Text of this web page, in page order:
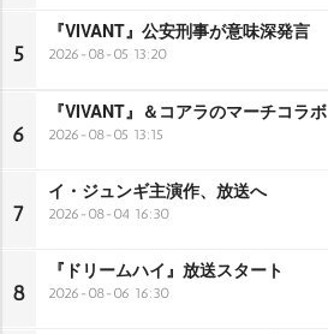
5
『VIVANT』公安刑事が意味深発言
2026-08-05 13:20
6
『VIVANT』＆コアラのマーチコラボ
2026-08-05 13:15
7
イ・ジュンギ主演作、放送へ
2026-08-04 16:30
8
『ドリームハイ』放送スタート
2026-08-06 16:30